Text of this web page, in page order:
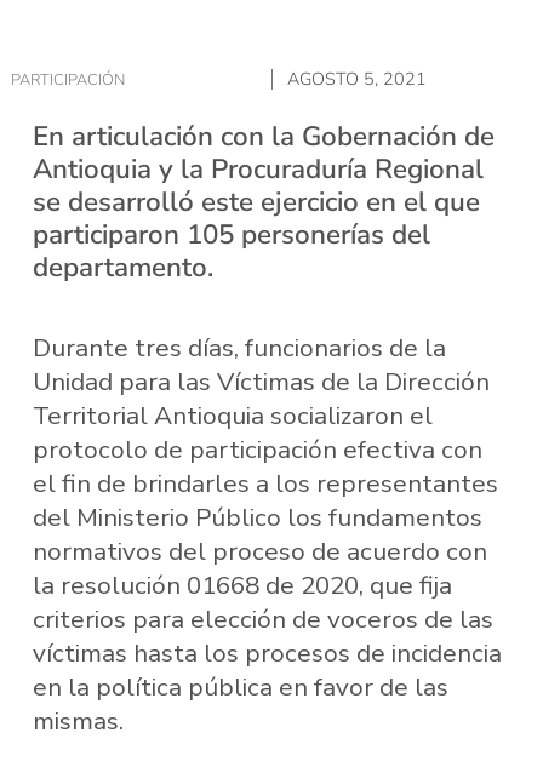
PARTICIPACIÓN AGOSTO 5, 2021
En articulación con la Gobernación de
Antioquia y la Procuraduría Regional
se desarrolló este ejercicio en el que
participaron 105 personerías del
departamento.
Durante tres días, funcionarios de la
Unidad para las Víctimas de la Dirección
Territorial Antioquia socializaron el
protocolo de participación efectiva con
el fin de brindarles a los representantes
del Ministerio Público los fundamentos
normativos del proceso de acuerdo con
la resolución 01668 de 2020, que fija
criterios para elección de voceros de las
víctimas hasta los procesos de incidencia
en la política pública en favor de las
mismas.